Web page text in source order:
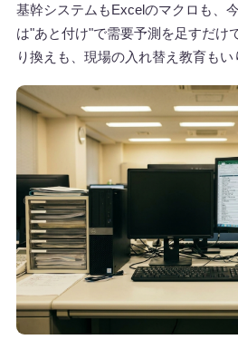
基幹システムもExcelのマクロも、
は"あと付け"で需要予測を足すだけ
り換えも、現場の入れ替え教育もい